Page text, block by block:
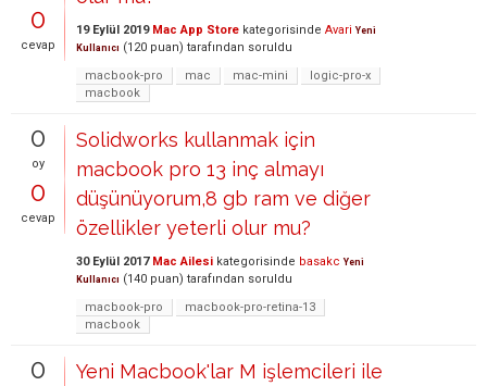
0
cevap
19 Eylül 2019 Mac App Store kategorisinde Avari Yeni
Kullanıcı (120 puan) tarafından soruldu
macbook-pro
mac mac-mini
logic-pro-x
macbook
0
oy
0
cevap
Solidworks kullanmak için
macbook pro 13 inç almayı
düşünüyorum,8 gb ram ve diğer
özellikler yeterli olur mu?
30 Eylül 2017 Mac Ailesi kategorisinde basakc Yeni
Kullanıcı (140 puan) tarafından soruldu
macbook-pro
macbook-pro-retina-13
macbook
0
Yeni Macbook'lar M işlemcileri ile